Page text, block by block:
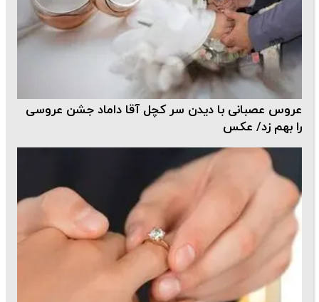
عروس عصبانی با دیدن سر کچل آقا داماد جشن عروسی
را بهم زد/ عکس